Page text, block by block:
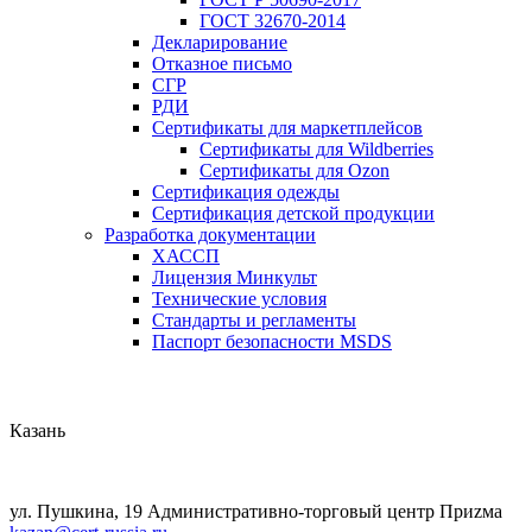
ГОСТ 32670-2014
Декларирование
Отказное письмо
СГР
РДИ
Сертификаты для маркетплейсов
Сертификаты для Wildberries
Сертификаты для Ozon
Сертификация одежды
Сертификация детской продукции
Разработка документации
ХАССП
Лицензия Минкульт
Технические условия
Стандарты и регламенты
Паспорт безопасности MSDS
Казань
ул. Пушкина, 19 Административно-торговый центр Приzма